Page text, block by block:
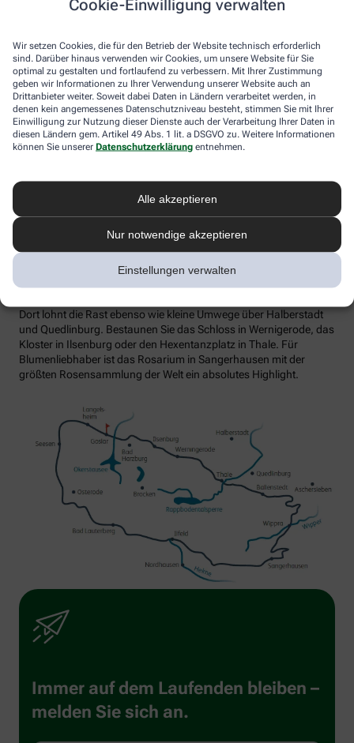
Cookie-Einwilligung verwalten
Wir setzen Cookies, die für den Betrieb der Website technisch erforderlich
sind. Darüber hinaus verwenden wir Cookies, um unsere Website für Sie
optimal zu gestalten und fortlaufend zu verbessern. Mit Ihrer Zustimmung
geben wir Informationen zu Ihrer Verwendung unserer Website auch an
Drittanbieter weiter. Soweit dabei Daten in Ländern verarbeitet werden, in
denen kein angemessenes Datenschutzniveau besteht, stimmen Sie mit Ihrer
Einwilligung zur Nutzung dieser Dienste auch der Verarbeitung Ihrer Daten in
diesen Ländern gem. Artikel 49 Abs. 1 lit. a DSGVO zu. Weitere Informationen
können Sie unserer Datenschutzerklärung entnehmen.
Alle akzeptieren
Nur notwendige akzeptieren
Einstellungen verwalten
oder der Künstlerort Ahrenshoop. Auch die Altstadt in Wismar ist
Deutschlands nördlichstes Mittelgebirge erleben Sie auf dieser
350 Kilometer langen Radreise. Naturliebhaber bezaubert der
Harz mit seinem Artenreichtum. Und wenn Sie in Goslar aufs E-
Dort lohnt die Rast ebenso wie kleine Umwege über Halberstadt
und Quedlinburg. Bestaunen Sie das Schloss in Wernigerode, das
Kloster in Ilsenburg oder den Hexentanzplatz in Thale. Für
Blumenliebhaber ist das Rosarium in Sangerhausen mit der
größten Rosensammlung der Welt ein absolutes Highlight.
Immer auf dem Laufenden bleiben –
melden Sie sich an.